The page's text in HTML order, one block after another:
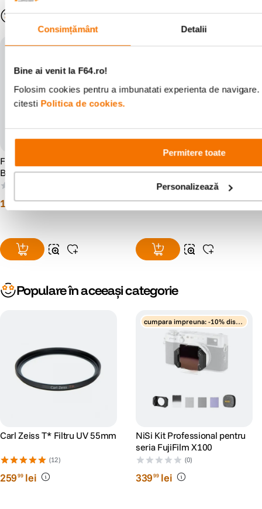
Consimțământ Detalii
Bine ai venit la F64.ro!
Folosim cookies pentru a imbunatati experienta de
citesti Politica de cookies.
Permitere toate
Personalizează
S-ar putea să-ți placă și
Filtru Cokin Z123L Gradual
Blue B2-Light
12200 lei
Tobacco T2 - Full
(0)
22400 lei
Populare în aceeași categorie
Carl Zeiss T* Filtru UV 55mm
(12)
25999 lei
cumpara impreuna: -10% disco
NiSi Kit Professional pentru
seria FujiFilm X100
(0)
33999 lei